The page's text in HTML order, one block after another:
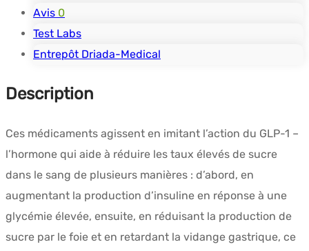
Medical
Avis 0
Test Labs
Entrepôt Driada-Medical
Description
Ces médicaments agissent en imitant l’action du GLP-1 –
l’hormone qui aide à réduire les taux élevés de sucre
dans le sang de plusieurs manières : d’abord, en
augmentant la production d’insuline en réponse à une
glycémie élevée, ensuite, en réduisant la production de
sucre par le foie et en retardant la vidange gastrique, ce